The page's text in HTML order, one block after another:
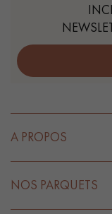
A PROPOS
NOS PARQUETS